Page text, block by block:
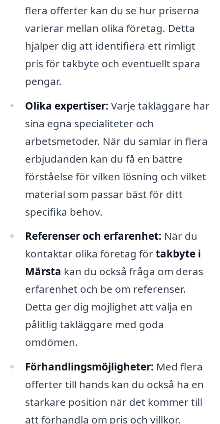
flera offerter kan du se hur priserna
varierar mellan olika företag. Detta
hjälper dig att identifiera ett rimligt
pris för takbyte och eventuellt spara
pengar.
Olika expertiser: Varje takläggare har
sina egna specialiteter och
arbetsmetoder. När du samlar in flera
erbjudanden kan du få en bättre
förståelse för vilken lösning och vilket
material som passar bäst för ditt
specifika behov.
Referenser och erfarenhet: När du
kontaktar olika företag förtakbyte i
Märsta kan du också fråga om deras
erfarenhet och be om referenser.
Detta ger dig möjlighet att välja en
pålitlig takläggare med goda
omdömen.
Förhandlingsmöjligheter: Med flera
offerter till hands kan du också ha en
starkare position när det kommer till
att förhandla om pris och villkor.